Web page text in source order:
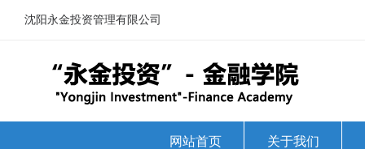
沈阳永金投资管理有限公司
网站首页 关于我们